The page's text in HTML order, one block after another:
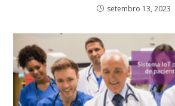
setembro 13, 2023